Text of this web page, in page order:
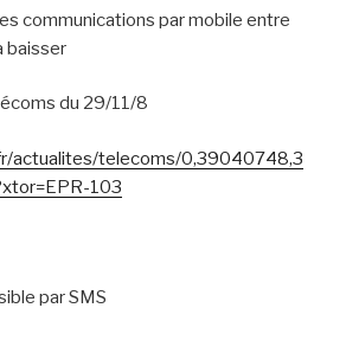
communications par mobile entre
baisser
du 29/11/8
actualites/telecoms/0,39040748,3
103
par SMS